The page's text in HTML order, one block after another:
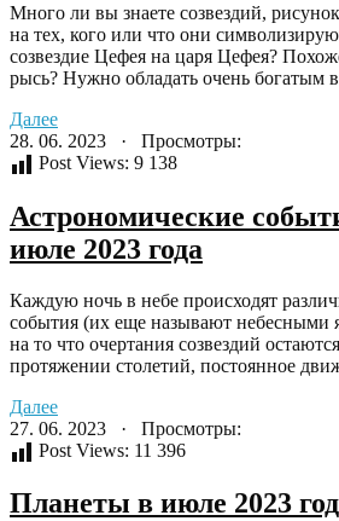
Много ли вы знаете созвездий,
на тех, кого или что они
созвездие Цефея на царя Цефея?
рысь? Нужно обладать очень богатым
Далее
28. 06. 2023 · Просмотры:
Post Views: 9 138
Астрономические
июле 2023 года
Каждую ночь в небе происходят
события (их еще называют небесными
на то что очертания созвездий
протяжении столетий, постоянное
Далее
27. 06. 2023 · Просмотры:
Post Views: 11 396
Планеты в июле 2023